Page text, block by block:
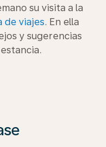
su visita a la
de viajes. En ella
y sugerencias